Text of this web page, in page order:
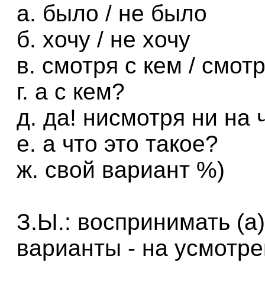
а. было / не было
б. хочу / не хочу
в. смотря с кем /
г. а с кем?
д. да! нисмотря ни на
е. а что это такое?
ж. свой вариант %)
З.Ы.: воспринимать
варианты - на